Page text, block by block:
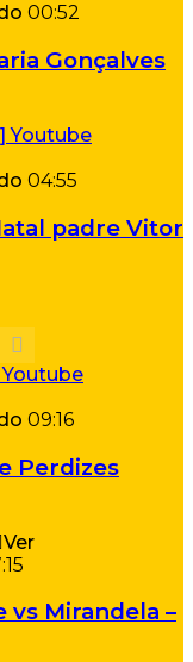
00:52
Gonçalves
04:55
padre Vitor
09:16
Perdizes
Ver
vs Mirandela –